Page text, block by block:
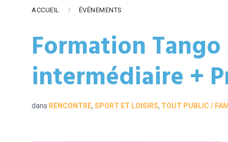
ACCUEIL ÉVÉNEMENTS
Formation
intermédiaire +
dans RENCONTRE, SPORT ET LOISIRS, TOUT PUBLIC /